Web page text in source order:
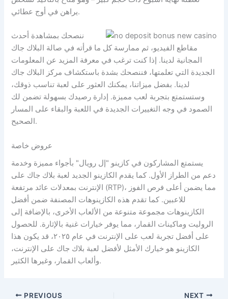
يراهن في أوج عطائي.
ننصحك بمشاهدة أحدث
مقاطع الفيديو، ثم ممارسة كل ما قرأته في صالة البلاك جاك
المجانية لدينا. إذا كنت ترغب في معرفة المزيد عن المعلومات
الجديدة التي تعلمتها، فننصحك بشدة باستكشاف مركز البلاك جاك
لدينا. بفضل ميزاتنا، يمكنك العثور على لعبة تناسب ذوقك،
وستستمتع بتجربة لعب مميزة. إدارة رصيدك بسهولة تضمن لك
الصمود في وجه التغييرات الجديدة في اللعبة والبقاء على المسار
الصحيح.
عروض خاصة
يستمتع المشاركون في كازينو "إل رويال" بأجواء مميزة وخدمة
دعم من الطراز الأول. كما يقدم الكازينو الجديد لعبة بلاك جاك على
الإنترنت بمعدلات عائد مرتفعة (RTP)، مما يضمن أعلى فرص الفوز
للاعبين. كما تقدم هذه الكازينوهات المصنفة ضمن أفضل
الكازينوهات مجموعة متنوعة من الألعاب الأخرى، بالإضافة إلى
الروليت وماكينات القمار، مما يوفر خيارات غنية بالإثارة. للحصول
على أفضل تجربة لعب على الإنترنت في عام ٢٠٢٥، قد يكون هذا
الكازينو هو خيارك الأمثل لأفضل لعبة بلاك جاك على الإنترنت،
وألعاب القمار، وغيرها الكثير.
PREVIOUS NEXT